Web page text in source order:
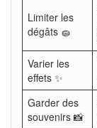
Limiter les
dégâts 🧽
Varier les
effets ✨
Garder des
souvenirs 📸